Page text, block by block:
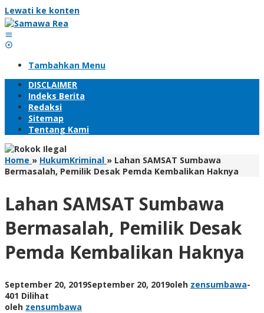
Lewati ke konten
Tambahkan Menu
DISCLAIMER
Indeks Berita
Redaksi
Sitemap
Tentang Kami
Home » HukumKriminal » Lahan SAMSAT Sumbawa
Bermasalah, Pemilik Desak Pemda Kembalikan Haknya
Lahan SAMSAT Sumbawa
Bermasalah, Pemilik Desak
Pemda Kembalikan Haknya
September 20, 2019September 20, 2019oleh zensumbawa-
401 Dilihat
oleh zensumbawa